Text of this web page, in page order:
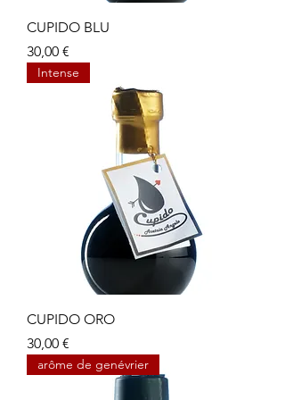
CUPIDO BLU
Prix
30,00 €
Intense
CUPIDO ORO
Prix
30,00 €
arôme de genévrier